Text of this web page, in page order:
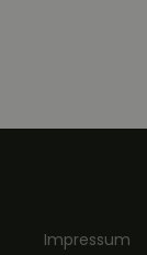
Impressum